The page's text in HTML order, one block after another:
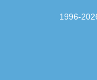
1996-